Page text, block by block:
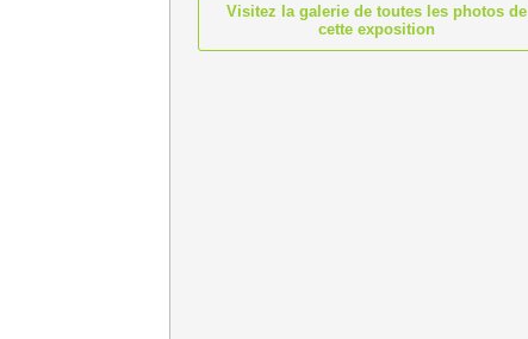
Visitez la galerie de toutes les photos de
cette exposition